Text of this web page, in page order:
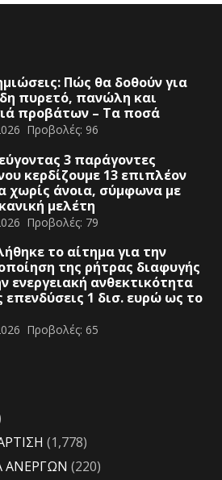
Πώς θα δοθούν για
πυρετό, πανώλη και
προβάτων – Τα ποσά
Προβολές: 96
3 παράγοντες
κερδίζουμε 13 επιπλέον
χωρίς άνοια, σύμφωνα με
μελέτη
Προβολές: 79
το αίτημα για την
της ρήτρας διαφυγής
ενεργειακή ανθεκτικότητα
επενδύσεις 1 δισ. ευρώ ως το
Προβολές: 65
(1,778)
ΑΝΕΡΓΩΝ (220)